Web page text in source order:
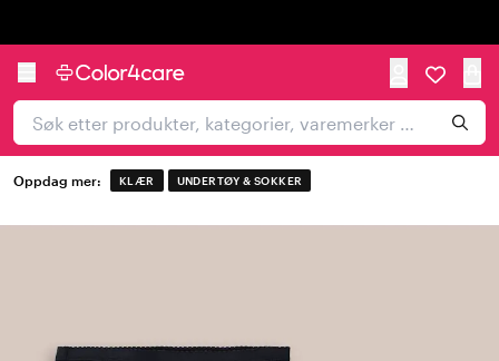
Oppdag mer: KLÆR UNDERTØY & SOKKER